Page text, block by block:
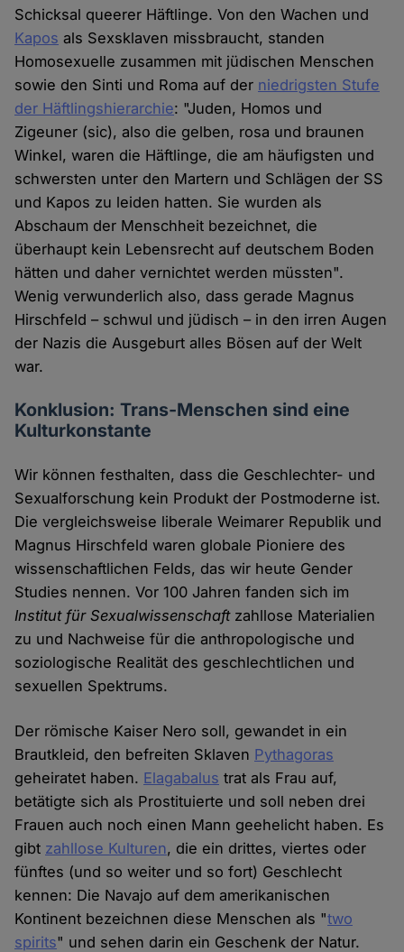
Schicksal queerer Häftlinge. Von den Wachen und
Kapos als Sexsklaven missbraucht, standen
Homosexuelle zusammen mit jüdischen Menschen
sowie den Sinti und Roma auf der niedrigsten Stufe
der Häftlingshierarchie: "Juden, Homos und
Zigeuner (sic), also die gelben, rosa und braunen
Winkel, waren die Häftlinge, die am häufigsten und
schwersten unter den Martern und Schlägen der SS
und Kapos zu leiden hatten. Sie wurden als
Abschaum der Menschheit bezeichnet, die
überhaupt kein Lebensrecht auf deutschem Boden
hätten und daher vernichtet werden müssten".
Wenig verwunderlich also, dass gerade Magnus
Hirschfeld – schwul und jüdisch – in den irren Augen
der Nazis die Ausgeburt alles Bösen auf der Welt
war.
Konklusion: Trans-Menschen sind eine
Kulturkonstante
Wir können festhalten, dass die Geschlechter- und
Sexualforschung kein Produkt der Postmoderne ist.
Die vergleichsweise liberale Weimarer Republik und
Magnus Hirschfeld waren globale Pioniere des
wissenschaftlichen Felds, das wir heute Gender
Studies nennen. Vor 100 Jahren fanden sich im
Institut für Sexualwissenschaftzahllose Materialien
zu und Nachweise für die anthropologische und
soziologische Realität des geschlechtlichen und
sexuellen Spektrums.
Der römische Kaiser Nero soll, gewandet in ein
Brautkleid, den befreiten Sklaven Pythagoras
geheiratet haben. Elagabalus trat als Frau auf,
betätigte sich als Prostituierte und soll neben drei
Frauen auch noch einen Mann geehelicht haben. Es
gibt zahllose Kulturen, die ein drittes, viertes oder
fünftes (und so weiter und so fort) Geschlecht
kennen: Die Navajo auf dem amerikanischen
Kontinent bezeichnen diese Menschen als "two
spirits" und sehen darin ein Geschenk der Natur.
Cookies